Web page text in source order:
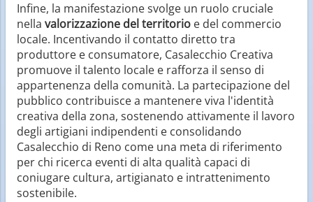
Infine, la manifestazione svolge un ruolo cruciale
nella valorizzazione del territorio e del commercio
locale. Incentivando il contatto diretto tra
produttore e consumatore, Casalecchio Creativa
promuove il talento locale e rafforza il senso di
appartenenza della comunità. La partecipazione del
pubblico contribuisce a mantenere viva l'identità
creativa della zona, sostenendo attivamente il lavoro
degli artigiani indipendenti e consolidando
Casalecchio di Reno come una meta di riferimento
per chi ricerca eventi di alta qualità capaci di
coniugare cultura, artigianato e intrattenimento
sostenibile.